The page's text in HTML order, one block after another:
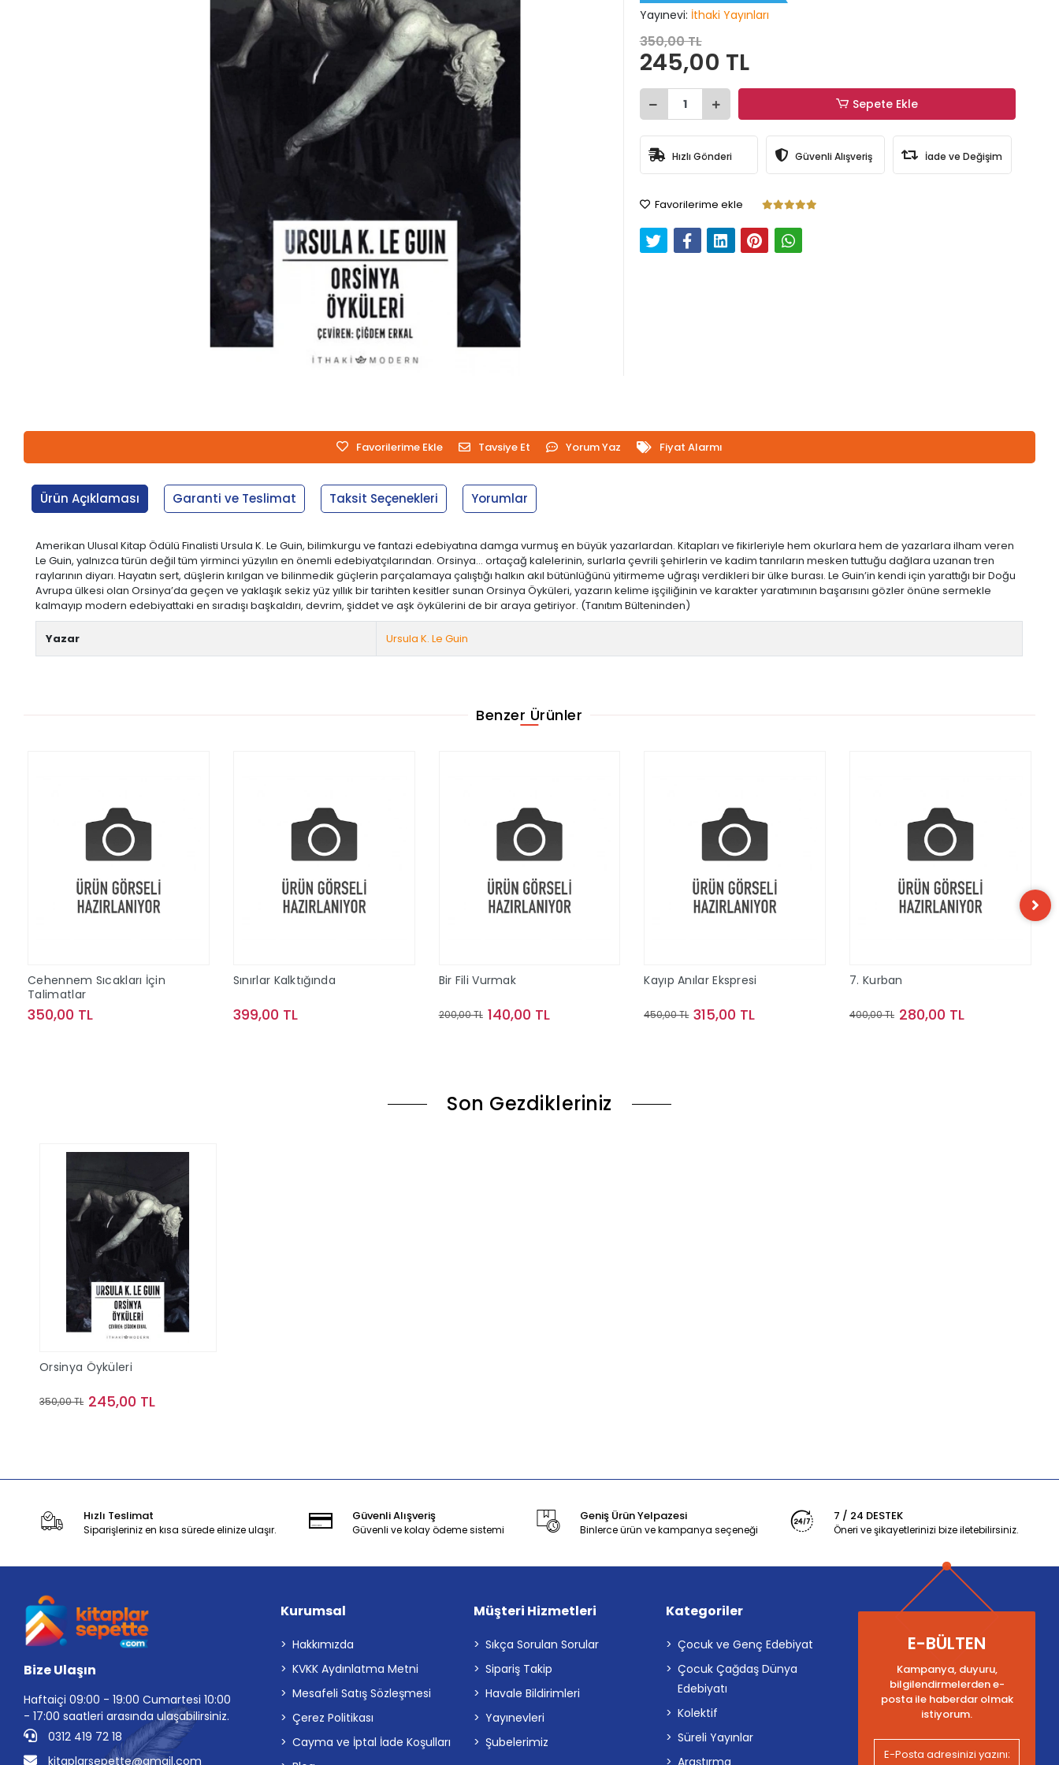
Yayınevi: İthaki Yayınları
350,00 TL
245,00 TL
Sepete Ekle
Hızlı Gönderi Güvenli Alışveriş İade ve Değişim
Favorilerime ekle
Favorilerime Ekle Tavsiye Et Yorum Yaz Fiyat Alarmı
Ürün Açıklaması Garanti ve Teslimat Taksit Seçenekleri Yorumlar
Amerikan Ulusal Kitap Ödülü Finalisti Ursula K. Le Guin, bilimkurgu ve fantazi edebiyatına damga vurmuş en büyük yazarlardan. Kitapları ve fikirleriyle hem okurlara hem de yazarlara ilham veren
Le Guin, yalnızca türün değil tüm yirminci yüzyılın en önemli edebiyatçılarından. Orsinya… ortaçağ kalelerinin, surlarla çevrili şehirlerin ve kadim tanrıların mesken tuttuğu dağlara uzanan tren
raylarının diyarı. Hayatın sert, düşlerin kırılgan ve bilinmedik güçlerin parçalamaya çalıştığı halkın akıl bütünlüğünü yitirmeme uğraşı verdikleri bir ülke burası. Le Guin’in kendi için yarattığı bir Doğu
Avrupa ülkesi olan Orsinya’da geçen ve yaklaşık sekiz yüz yıllık bir tarihten kesitler sunan Orsinya Öyküleri, yazarın kelime işçiliğinin ve karakter yaratımının başarısını gözler önüne sermekle
kalmayıp modern edebiyattaki en sıradışı başkaldırı, devrim, şiddet ve aşk öykülerini de bir araya getiriyor. (Tanıtım Bülteninden)
Yazar Ursula K. Le Guin
Benzer Ürünler
Cehennem Sıcakları İçin
Talimatlar
350,00 TL
Sınırlar Kalktığında
399,00 TL
Bir Fili Vurmak
200,00 TL 140,00 TL
Kayıp Anılar Ekspresi
450,00 TL 315,00 TL
7. Kurban
400,00 TL 280,00 TL
Son Gezdikleriniz
Orsinya Öyküleri
350,00 TL 245,00 TL
Hızlı Teslimat
Siparişleriniz en kısa sürede elinize ulaşır.
Güvenli Alışveriş
Güvenli ve kolay ödeme sistemi
Geniş Ürün Yelpazesi
Binlerce ürün ve kampanya seçeneği
7 / 24 DESTEK
Öneri ve şikayetlerinizi bize iletebilirsiniz.
Bize Ulaşın
Haftaiçi 09:00 - 19:00 Cumartesi 10:00
- 17:00 saatleri arasında ulaşabilirsiniz.
0312 419 72 18
kitaplarsepette@gmail.com
Kurumsal
Hakkımızda
KVKK Aydınlatma Metni
Mesafeli Satış Sözleşmesi
Çerez Politikası
Cayma ve İptal İade Koşulları
Müşteri Hizmetleri
Sıkça Sorulan Sorular
Sipariş Takip
Havale Bildirimleri
Yayınevleri
Şubelerimiz
Kategoriler
Çocuk ve Genç Edebiyat
Çocuk Çağdaş Dünya
Edebiyatı
Kolektif
Süreli Yayınlar
E-BÜLTEN
Kampanya, duyuru,
bilgilendirmelerden e-
posta ile haberdar olmak
istiyorum.